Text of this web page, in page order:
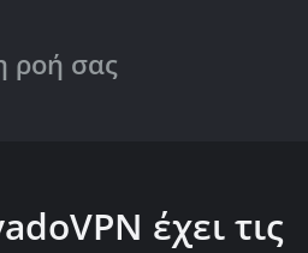
ροή σας
έχει τις